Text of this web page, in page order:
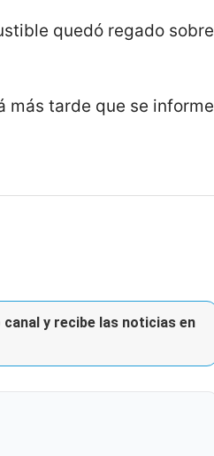
quedó regado sobre
más tarde que se informe
y recibe las noticias en